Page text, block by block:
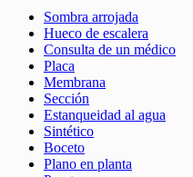
Sombra arrojada
Hueco de escalera
Consulta de un médico
Placa
Membrana
Sección
Estanqueidad al agua
Sintético
Boceto
Plano en planta